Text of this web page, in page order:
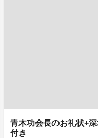
青木功会長のお礼状+
付き